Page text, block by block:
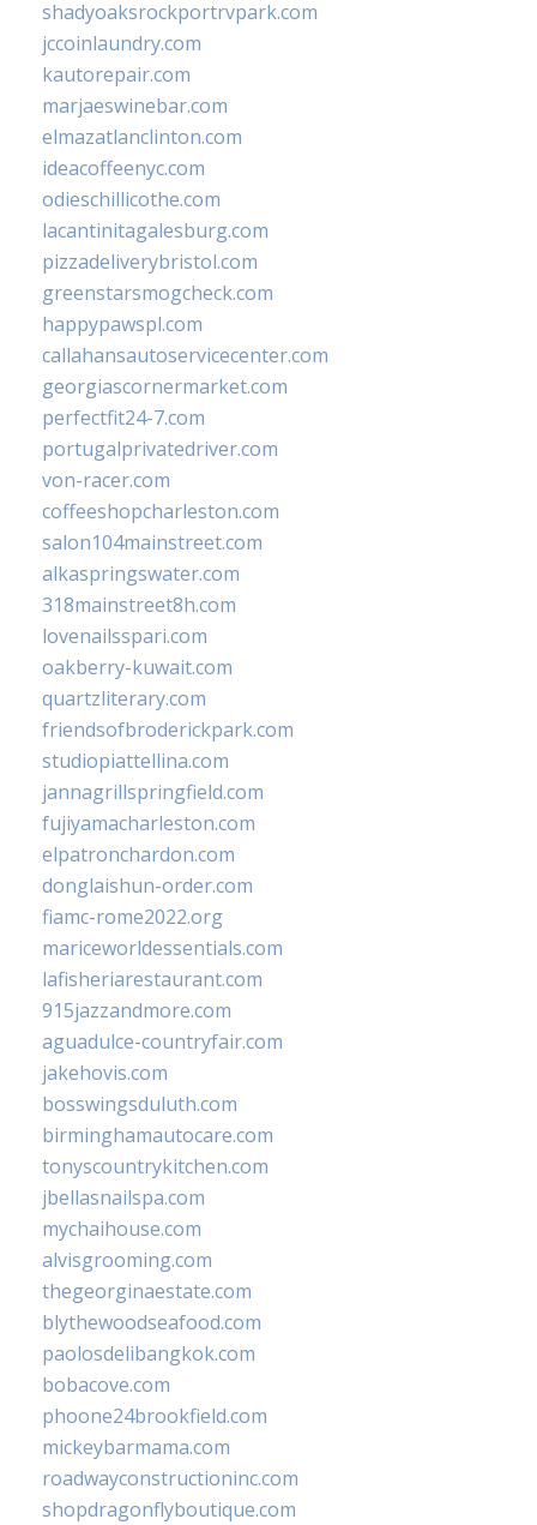
shadyoaksrockportrvpark.com
jccoinlaundry.com
kautorepair.com
marjaeswinebar.com
elmazatlanclinton.com
ideacoffeenyc.com
odieschillicothe.com
lacantinitagalesburg.com
pizzadeliverybristol.com
greenstarsmogcheck.com
happypawspl.com
callahansautoservicecenter.com
georgiascornermarket.com
perfectfit24-7.com
portugalprivatedriver.com
von-racer.com
coffeeshopcharleston.com
salon104mainstreet.com
alkaspringswater.com
318mainstreet8h.com
lovenailsspari.com
oakberry-kuwait.com
quartzliterary.com
friendsofbroderickpark.com
studiopiattellina.com
jannagrillspringfield.com
fujiyamacharleston.com
elpatronchardon.com
donglaishun-order.com
fiamc-rome2022.org
mariceworldessentials.com
lafisheriarestaurant.com
915jazzandmore.com
aguadulce-countryfair.com
jakehovis.com
bosswingsduluth.com
birminghamautocare.com
tonyscountrykitchen.com
jbellasnailspa.com
mychaihouse.com
alvisgrooming.com
thegeorginaestate.com
blythewoodseafood.com
paolosdelibangkok.com
bobacove.com
phoone24brookfield.com
mickeybarmama.com
roadwayconstructioninc.com
shopdragonflyboutique.com